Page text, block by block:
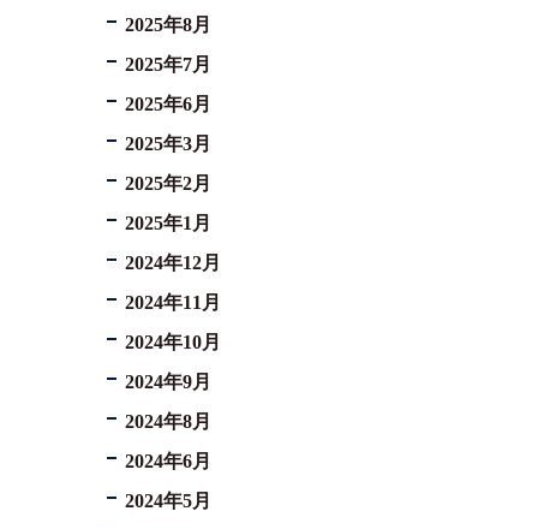
2025年8月
2025年7月
2025年6月
2025年3月
2025年2月
2025年1月
2024年12月
2024年11月
2024年10月
2024年9月
2024年8月
2024年6月
2024年5月